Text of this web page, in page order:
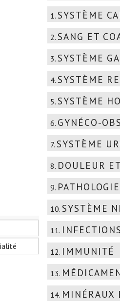
1. SYSTÈME
2. SANG ET
3. SYSTÈME
4. SYSTÈME
5. SYSTÈME
6. GYNÉCO-
7. SYSTÈME
8. DOULEUR
9.
10. SYSTÈME
11. INFECTIONS
12. IMMUNITÉ
13.
14. MINÉRAUX